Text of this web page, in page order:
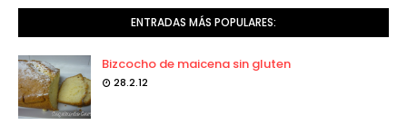
ENTRADAS MÁS POPULARES:
Bizcocho de maicena sin gluten
28.2.12